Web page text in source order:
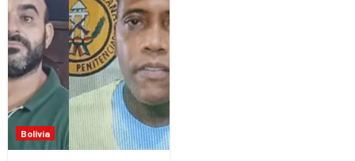
Bolivia